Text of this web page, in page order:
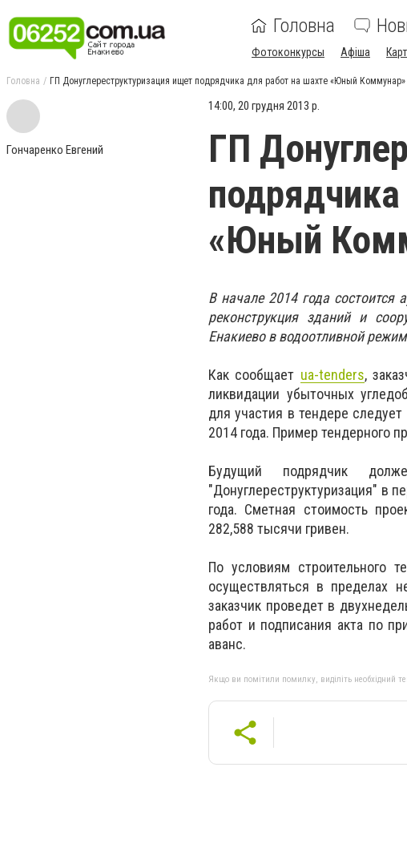
Головна
Фотоконкурсы Афіша
Головна ГП Донуглереструктуризация ищет подрядчика для работ на шахте «Юный Коммунар»
Гончаренко Евгений
14:00, 20 грудня 2013 р.
ГП
«Юный
В начале 2014 года состоится
реконструкция зданий и
Енакиево в водоотливной
Как сообщает ua-tenders,
ликвидации убыточных
для участия в тендере
2014 года. Пример тендерного
Будущий подрядчик
"Донуглереструктуризация" в
года. Сметная стоимость
282,588 тысячи гривен.
По условиям строительного
осуществляться в пределах
заказчик проведет в
работ и подписания акта по
аванс.
Якщо ви помітили помилку, виділіть необхідний